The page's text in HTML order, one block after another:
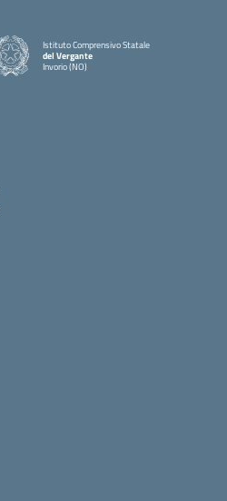
Istituto Comprensivo Statale
del Vergante
Invorio (NO)